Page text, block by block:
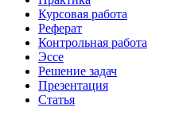
Курсовая работа
Реферат
Контрольная работа
Эссе
Решение задач
Презентация
Статья